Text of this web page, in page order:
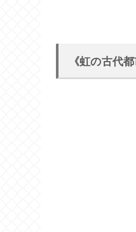
《虹の古代